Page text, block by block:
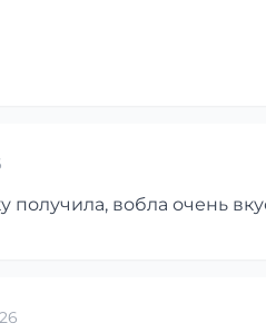
получила, вобла очень